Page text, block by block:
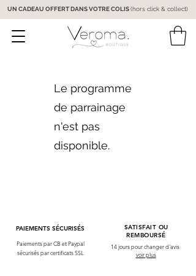
UN CADEAU OFFERT DANS VOTRE COLIS(hors click & collect)
Le programme
de parrainage
n'est pas
disponible.
PAIEMENTS SÉCURISÉS
Paiements par CB et Paypal
sécurisés par certificats SSL
SATISFAIT OU
REMBOURSÉ
14 jours pour changer d'avis
voir plus